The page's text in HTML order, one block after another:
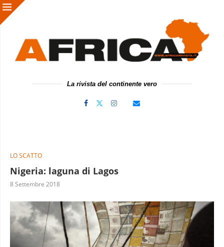
La rivista del continente vero
LO SCATTO
Nigeria: laguna di Lagos
8 Settembre 2018